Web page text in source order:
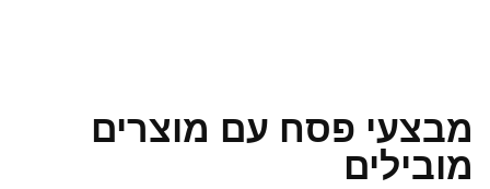
מבצעי פסח עם מוצרים
מובילים